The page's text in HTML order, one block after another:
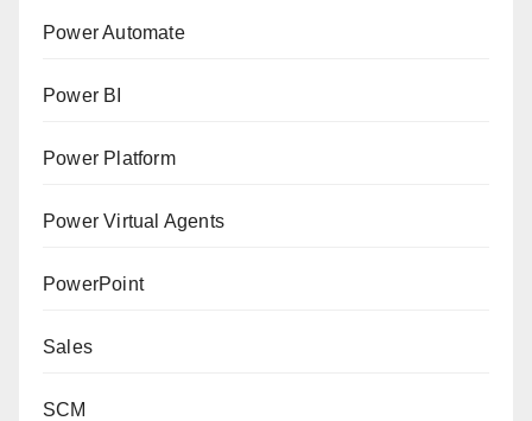
Power Automate
Power BI
Power Platform
Power Virtual Agents
PowerPoint
Sales
SCM